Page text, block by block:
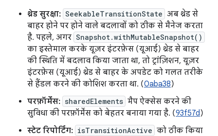
थ्रेड सुरक्षा: SeekableTransitionState अब थ्रेड से
बाहर होने पर होने वाले बदलावों को ठीक से मैनेज करता
है. पहले, अगर Snapshot.withMutableSnapshot()
का इस्तेमाल करके यूज़र इंटरफ़ेस (यूआई) थ्रेड से बाहर
की स्थिति में बदलाव किया जाता था, तो ट्रांज़िशन, यूज़र
इंटरफ़ेस (यूआई) थ्रेड से बाहर के अपडेट को गलत तरीके
से हैंडल करने की कोशिश करता था. (0aba38)
परफ़ॉर्मेंस: sharedElements मैप ऐक्सेस करने की
सुविधा की परफ़ॉर्मेंस को बेहतर बनाया गया है. (93f57d)
स्टेट रिपोर्टिंग: isTransitionActive को ठीक किया